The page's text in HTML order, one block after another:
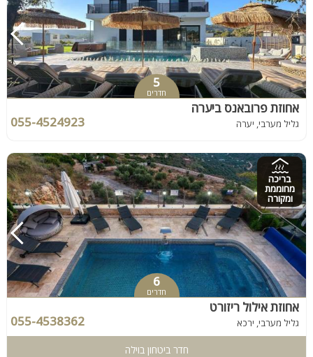
5
חדרים
אחוזת פרובאנס ביערה
גליל מערבי, יערה 055-4524923
בריכה
מחוממת
ומקורה
6
חדרים
אחוזת אילול ריזורט
גליל מערבי, ירכא 055-4538362
חדר ביטחון בוילה